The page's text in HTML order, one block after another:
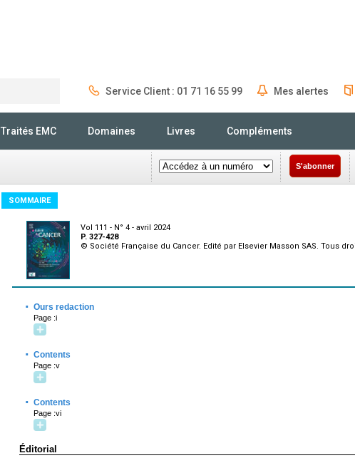
Service Client : 01 71 16 55 99 Mes alertes
Traités EMC Domaines Livres Compléments
S'abonner
SOMMAIRE
Vol 111 - N° 4 - avril 2024
P. 327-428
© Société Française du Cancer. Edité par Elsevier Masson SAS. Tous
· Ours redaction
Page :i
· Contents
Page :v
· Contents
Page :vi
Éditorial